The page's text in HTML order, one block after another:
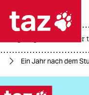
 taz
themen
usa unter
Ein Jahr nach dem